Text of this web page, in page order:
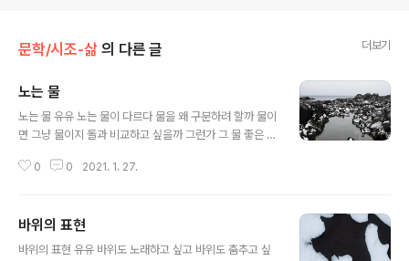
문학/시조-삶 의 다른 글 더보기
노는 물
노는 물 유유 노는 물이 다르다 물을 왜 구분하려 할까 물이
면 그냥 물이지 돌과 비교하고 싶을까 그런가 그 물 좋은 곳
0 0 2021. 1. 27.
바위의 표현
바위의 표현 유유 바위도 노래하고 싶고 바위도 춤추고 싶